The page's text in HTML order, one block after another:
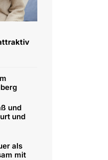
und
und
als
mit